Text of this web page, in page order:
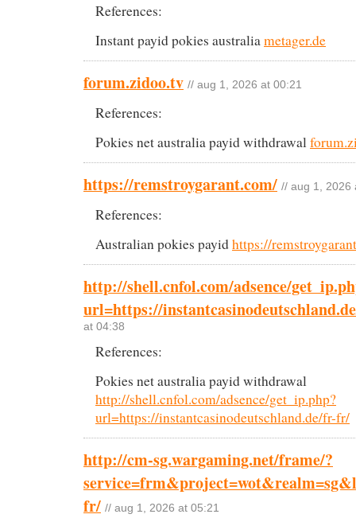
References:
Instant payid pokies australia metager.de
forum.zidoo.tv // aug 1, 2026 at 00:21
References:
Pokies net australia payid withdrawal
https://remstroygarant.com/ // aug 1, 2026
References:
Australian pokies payidhttps://
http://shell.cnfol.com/adsence/
url=https://
at 04:38
References:
Pokies net australia payid withdrawal
http://shell.cnfol.com/adsence/get_ip.php?
url=https://instantcasinodeutschland.de/fr-fr/
http://cm-sg.wargaming.net/frame/?
fr/ // aug 1, 2026 at 05:21